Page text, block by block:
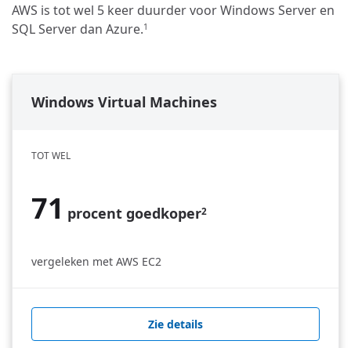
AWS is tot wel 5 keer duurder voor Windows Server en
SQL Server dan Azure.1
Windows Virtual Machines
TOT WEL
71 procent goedkoper2
vergeleken met AWS EC2
Zie details